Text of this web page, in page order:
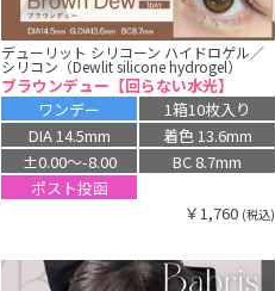
デューリット シリコーン ハイドロゲル／
シリコン（Dewlit silicone hydrogel）
ブラウンデュー【回らない水光】
ワンデー
1箱10枚入り
DIA 14.5mm
着色 13.6mm
±0.00〜-8.00
BC 8.7mm
ポスト投函
￥1,760 (税込)